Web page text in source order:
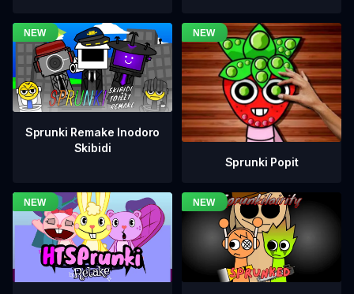
Sprunki Remake Inodoro
Skibidi
Sprunki Popit